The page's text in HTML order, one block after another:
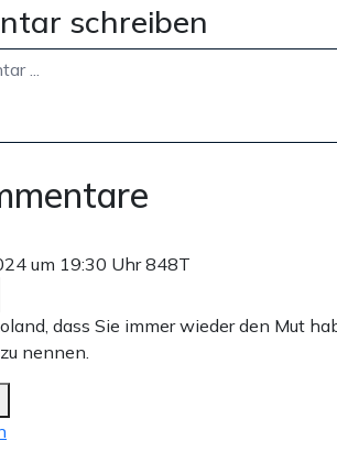
schreiben
um 19:30 Uhr848T
dass Sie immer wieder den Mut
nennen.